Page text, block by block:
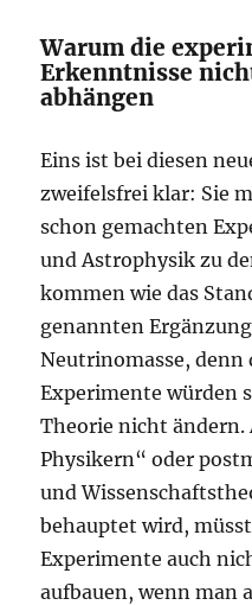
Warum die
Erkenntnisse
abhängen
Eins ist bei diesen
zweifelsfrei klar: Sie
schon gemachten
und Astrophysik zu
kommen wie das
genannten
Neutrinomasse, denn
Experimente würden
Theorie nicht ändern.
Physikern“ oder
und
behauptet wird,
Experimente auch
aufbauen, wenn man